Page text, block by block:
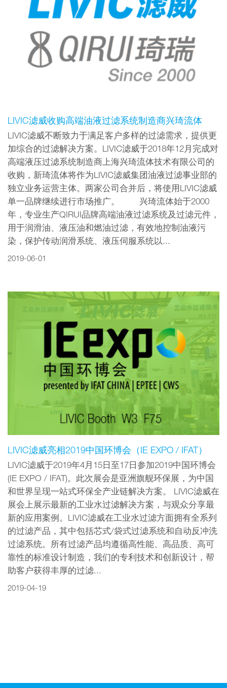
LIVIC滤威收购高端油液过滤系统制造商兴琦流体
LIVIC滤威不断致力于满足客户多样的过滤需求，提供更
加综合的过滤解决方案。LIVIC滤威于2018年12月完成对
高端液压过滤系统制造商上海兴琦流体技术有限公司的
收购，新琦流体将作为LIVIC滤威集团油液过滤事业部的
独立业务运营主体。两家公司合并后，将使用LIVIC滤威
单一品牌继续进行市场推广。 兴琦流体始于2000
年，专业生产QIRUI品牌高端油液过滤系统及过滤元件，
用于润滑油、液压油和燃油过滤，有效地控制油液污
染，保护传动润滑系统、液压伺服系统以...
2019-06-01
LIVIC滤威亮相2019中国环博会（IE EXPO / IFAT）
LIVIC滤威于2019年4月15日至17日参加2019中国环博会
(IE EXPO / IFAT)。此次展会是亚洲旗舰环保展，为中国
和世界呈现一站式环保全产业链解决方案。 LIVIC滤威在
展会上展示最新的工业水过滤解决方案，与观众分享最
新的应用案例。LIVIC滤威在工业水过滤方面拥有全系列
的过滤产品，其中包括芯式/袋式过滤系统和自动反冲洗
过滤系统。所有过滤产品均遵循高性能、高品质、高可
靠性的标准设计制造，我们的专利技术和创新设计，帮
助客户获得丰厚的过滤...
2019-04-19